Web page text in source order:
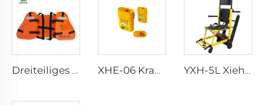
Dreiteiliges Arbeitsleben Weste für Erwachsene XHE-06 Krankenhauswiederholbarer Scharfenbehälter YXH-5L Xiehe Treppensteigrollstuhl Elektrischer Treppenstuhl